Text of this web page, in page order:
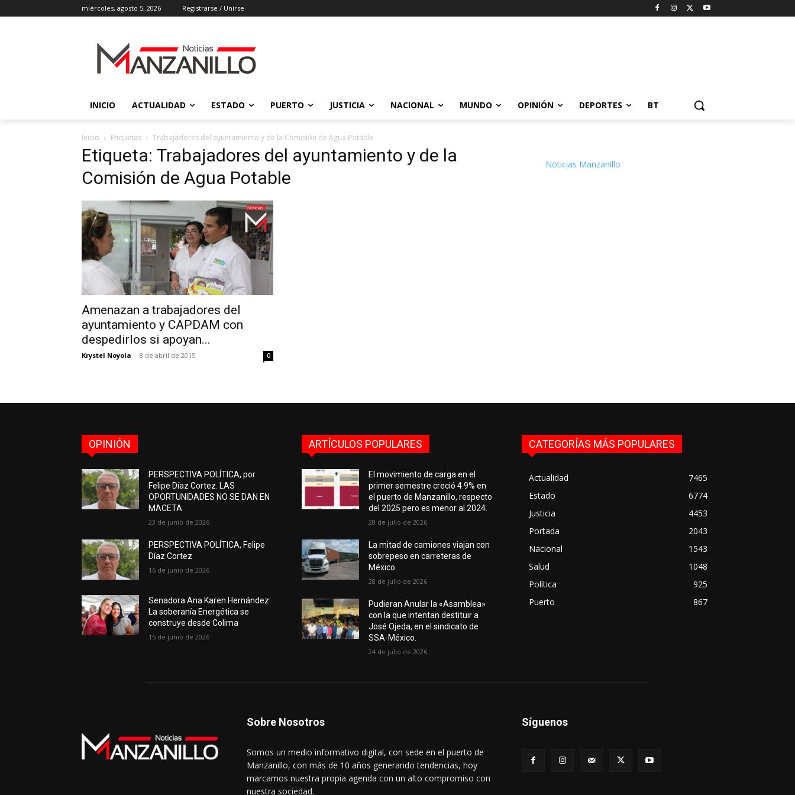
miércoles, agosto 5, 2026 Registrarse / Unirse
INICIO ACTUALIDAD ESTADO PUERTO JUSTICIA NACIONAL MUNDO OPINIÓN DEPORTES BT
Inicio Etiquetas Trabajadores del ayuntamiento y de la Comisión de Agua Potable
Etiqueta: Trabajadores del ayuntamiento y de la
Comisión de Agua Potable
Amenazan a trabajadores del
ayuntamiento y CAPDAM con
despedirlos si apoyan...
Krystel Noyola - 8 de abril de 2015 0
Noticias Manzanillo
OPINIÓN
PERSPECTIVA POLÍTICA, por
Felipe Díaz Cortez. LAS
OPORTUNIDADES NO SE DAN EN
MACETA
23 de junio de 2026
PERSPECTIVA POLÍTICA, Felipe
Díaz Cortez
16 de junio de 2026
Senadora Ana Karen Hernández:
La soberanía Energética se
construye desde Colima
15 de junio de 2026
ARTÍCULOS POPULARES
El movimiento de carga en el
primer semestre creció 4.9% en
el puerto de Manzanillo, respecto
del 2025 pero es menor al 2024.
28 de julio de 2026
La mitad de camiones viajan con
sobrepeso en carreteras de
México.
28 de julio de 2026
Pudieran Anular la «Asamblea»
con la que intentan destituir a
José Ojeda, en el sindicato de
SSA-México.
24 de julio de 2026
CATEGORÍAS MÁS POPULARES
Actualidad
7465
Estado
6774
Justicia
4453
Portada
2043
Nacional
1543
Salud
1048
Política
925
Puerto
867
Sobre Nosotros
Somos un medio informativo digital, con sede en el puerto de
Manzanillo, con más de 10 años generando tendencias, hoy
marcamos nuestra propia agenda con un alto compromiso con
nuestra sociedad.
Síguenos